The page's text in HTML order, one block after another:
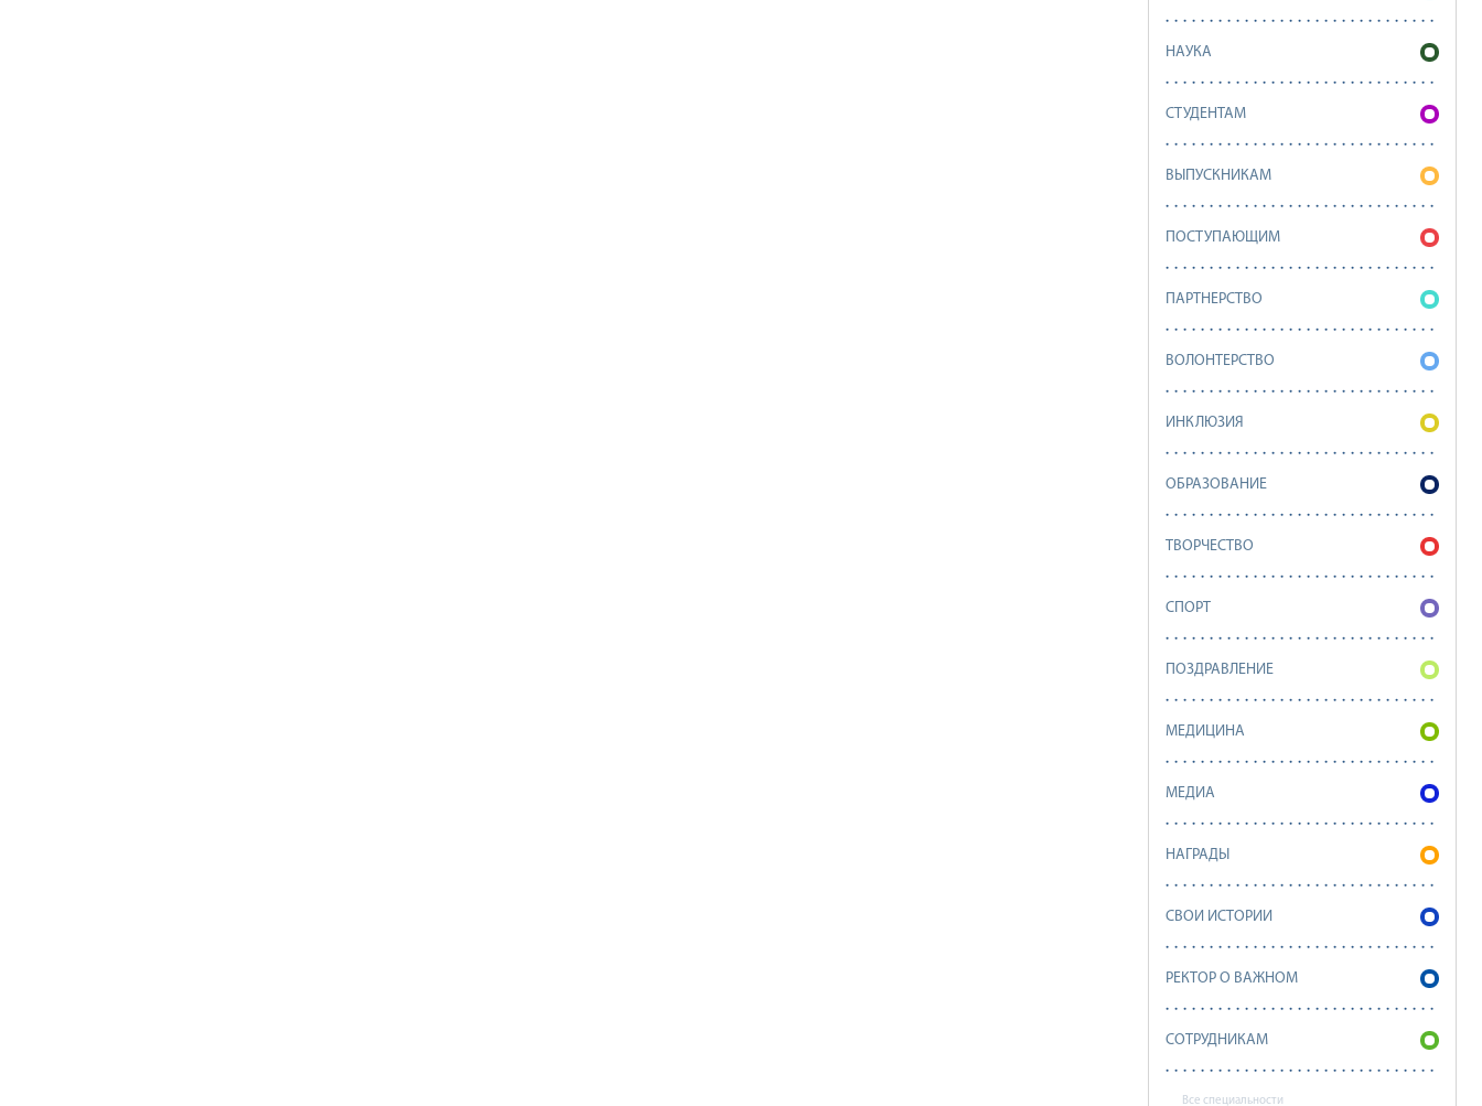
НАУКА
СТУДЕНТАМ
ВЫПУСКНИКАМ
ПОСТУПАЮЩИМ
ПАРТНЕРСТВО
ВОЛОНТЕРСТВО
ИНКЛЮЗИЯ
ОБРАЗОВАНИЕ
ТВОРЧЕСТВО
СПОРТ
ПОЗДРАВЛЕНИЕ
МЕДИЦИНА
МЕДИА
НАГРАДЫ
СВОИ ИСТОРИИ
РЕКТОР О ВАЖНОМ
СОТРУДНИКАМ
Все специальности